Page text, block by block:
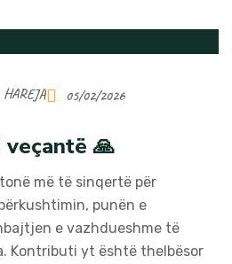
HAREJA 05/02/2026
🙏
më të sinqertë për
punën e
e vazhdueshme të
Kontributi yt është thelbësor